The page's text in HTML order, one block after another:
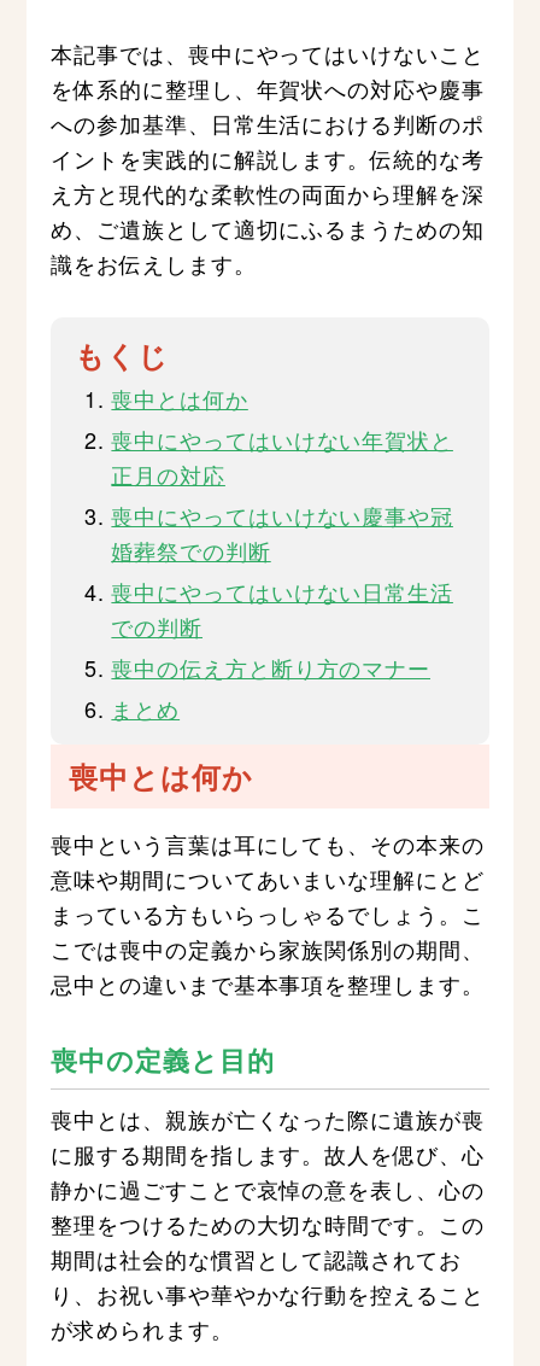
本記事では、喪中にやってはいけないこと
を体系的に整理し、年賀状への対応や慶事
への参加基準、日常生活における判断のポ
イントを実践的に解説します。伝統的な考
え方と現代的な柔軟性の両面から理解を深
め、ご遺族として適切にふるまうための知
識をお伝えします。
もくじ
喪中とは何か
喪中にやってはいけない年賀状と
正月の対応
喪中にやってはいけない慶事や冠
婚葬祭での判断
喪中にやってはいけない日常生活
での判断
喪中の伝え方と断り方のマナー
まとめ
喪中とは何か
喪中という言葉は耳にしても、その本来の
意味や期間についてあいまいな理解にとど
まっている方もいらっしゃるでしょう。こ
こでは喪中の定義から家族関係別の期間、
忌中との違いまで基本事項を整理します。
喪中の定義と目的
喪中とは、親族が亡くなった際に遺族が喪
に服する期間を指します。故人を偲び、心
静かに過ごすことで哀悼の意を表し、心の
整理をつけるための大切な時間です。この
期間は社会的な慣習として認識されてお
り、お祝い事や華やかな行動を控えること
が求められます。